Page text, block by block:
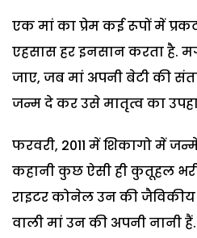
एक मां का प्रेम कई रूपों में
एहसास हर इनसान करता है.
जाए, जब मां अपनी बेटी की
जन्म दे कर उसे मातृत्व का
फरवरी, 2011 में शिकागो में
कहानी कुछ ऐसी ही कुतूहल
राइटर कोनेल उन की
वाली मां उन की अपनी नानी